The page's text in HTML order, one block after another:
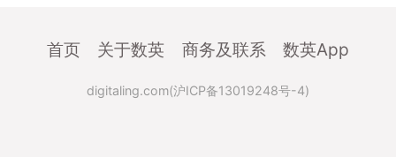
首页 关于数英 商务及联系 数英App
digitaling.com(沪ICP备13019248号-4)